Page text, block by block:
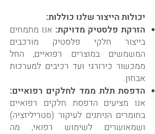
יכולות הייצור שלנו כוללות:
הזרקת פלסטיק מדויקת: אנו מתמחים
בייצור חלקי פלסטיק מורכבים
המשמשים במוצרים רפואיים, החל
ממכשור כירורגי ועד רכיבים למערכות
אבחון.
הדפסת תלת ממד לחלקים רפואיים:
אנו מציעים הדפסת חלקים רפואיים
בחומרים הניתנים לעיקור (סטריליזציה)
ושמאושרים לשימוש רפואי, מה